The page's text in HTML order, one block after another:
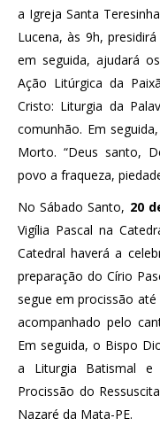
a Igreja Santa
Lucena, às 9h,
em seguida, ajudará
Ação Litúrgica da
Cristo: Liturgia da
comunhão. Em
Morto. “Deus santo,
povo a fraqueza,
No Sábado Santo, 20
Vigília Pascal na
Catedral haverá a
preparação do Círio
segue em procissão
acompanhado pelo
Em seguida, o Bispo
a Liturgia Batismal e
Procissão do
Nazaré da Mata-PE.